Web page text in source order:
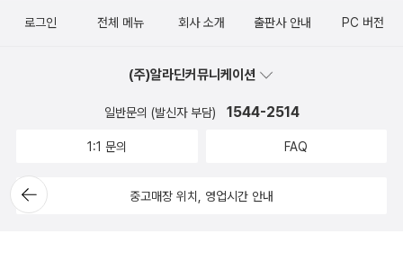
뒤로가
기
로그인 전체 메뉴 회사 소개 출판사 안내 PC 버전
(주)알라딘커뮤니케이션
일반문의 (발신자 부담) 1544-2514
1:1 문의 FAQ
중고매장 위치, 영업시간 안내